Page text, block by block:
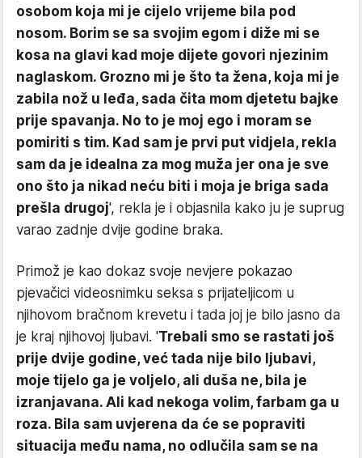
osobom koja mi je cijelo vrijeme bila pod
nosom. Borim se sa svojim egom i diže mi se
kosa na glavi kad moje dijete govori njezinim
naglaskom. Grozno mi je što ta žena, koja mi je
zabila nož u leđa, sada čita mom djetetu bajke
prije spavanja. No to je moj ego i moram se
pomiriti s tim. Kad sam je prvi put vidjela, rekla
sam da je idealna za mog muža jer ona je sve
ono što ja nikad neću biti i moja je briga sada
prešla drugoj', rekla je i objasnila kako ju je suprug
varao zadnje dvije godine braka.
Primož je kao dokaz svoje nevjere pokazao
pjevačici videosnimku seksa s prijateljicom u
njihovom bračnom krevetu i tada joj je bilo jasno da
je kraj njihovoj ljubavi. 'Trebali smo se rastati još
prije dvije godine, već tada nije bilo ljubavi,
moje tijelo ga je voljelo, ali duša ne, bila je
izranjavana. Ali kad nekoga volim, farbam ga u
roza. Bila sam uvjerena da će se popraviti
situacija među nama, no odlučila sam se na